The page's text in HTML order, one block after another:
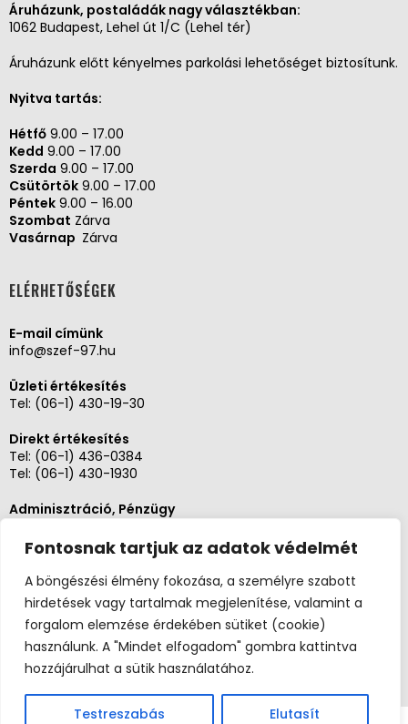
Fontosnak tartjuk az adatok védelmét
A böngészési élmény fokozása, a személyre szabott
hirdetések vagy tartalmak megjelenítése, valamint a
forgalom elemzése érdekében sütiket (cookie)
használunk. A "Mindet elfogadom" gombra kattintva
hozzájárulhat a sütik használatához.
Testreszabás Elutasít
Áruházunk, postaládák nagy választékban:
1062 Budapest, Lehel út 1/C (Lehel tér)
Áruházunk előtt kényelmes parkolási lehetőséget biztosítunk.
Nyitva tartás:
Hétfő 9.00 – 17.00
Kedd 9.00 – 17.00
Szerda 9.00 – 17.00
Csütörtök 9.00 – 17.00
Péntek 9.00 – 16.00
Szombat Zárva
Vasárnap Zárva
ELÉRHETŐSÉGEK
E-mail címünk
info@szef-97.hu
Üzleti értékesítés
Tel: (06-1) 430-19-30
Direkt értékesítés
Tel: (06-1) 436-0384
Tel: (06-1) 430-1930
Adminisztráció, Pénzügy
Szerviz és karbantartás
Tel: (06-20)3268654
Tel: (06-1) 436-0384